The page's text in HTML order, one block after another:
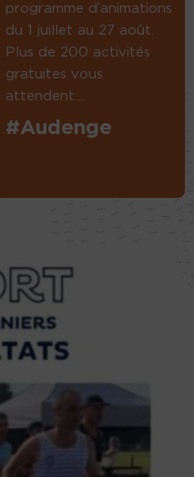
programme d’animations
du 1 juillet au 27 août.
Plus de 200 activités
gratuites vous
attendent....
#Audenge